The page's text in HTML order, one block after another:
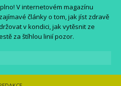
V internetovém magazínu
články o tom, jak jíst zdravě
v kondici, jak vytěsnit ze
za štíhlou linií pozor.